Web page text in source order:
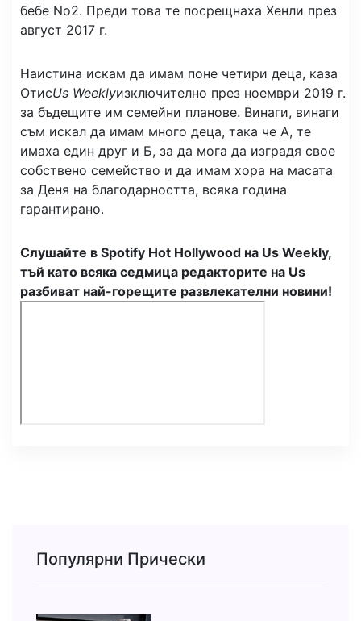
бебе No2. Преди това те посрещнаха Хенли през
август 2017 г.
Наистина искам да имам поне четири деца, каза
ОтисUs Weeklyизключително през ноември 2019 г.
за бъдещите им семейни планове. Винаги, винаги
съм искал да имам много деца, така че А, те
имаха един друг и Б, за да мога да изградя свое
собствено семейство и да имам хора на масата
за Деня на благодарността, всяка година
гарантирано.
Слушайте в Spotify Hot Hollywood на Us Weekly,
тъй като всяка седмица редакторите на Us
разбиват най-горещите развлекателни новини!
Популярни Прически